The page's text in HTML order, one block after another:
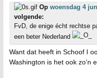
Op woensdag 4
volgende:
FvD, de enige écht rechtse
een beter Nederland
Want dat heeft in Schoof I
Washington is het ook zo’n